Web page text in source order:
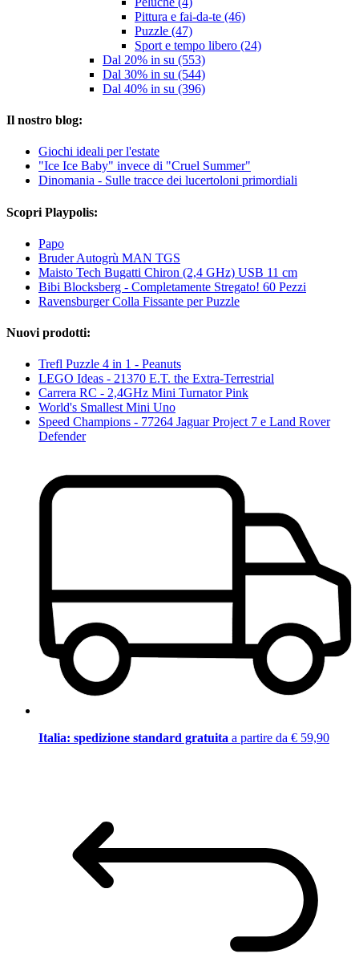
Pittura e fai-da-te (46)
Puzzle (47)
Sport e tempo libero (24)
Dal 20% in su (553)
Dal 30% in su (544)
Dal 40% in su (396)
Il nostro blog:
Giochi ideali per l'estate
"Ice Ice Baby" invece di "Cruel Summer"
Dinomania - Sulle tracce dei lucertoloni primordiali
Scopri Playpolis:
Papo
Bruder Autogrù MAN TGS
Maisto Tech Bugatti Chiron (2,4 GHz) USB 11 cm
Bibi Blocksberg - Completamente Stregato! 60 Pezzi
Ravensburger Colla Fissante per Puzzle
Nuovi prodotti:
Trefl Puzzle 4 in 1 - Peanuts
LEGO Ideas - 21370 E.T. the Extra-Terrestrial
Carrera RC - 2,4GHz Mini Turnator Pink
World's Smallest Mini Uno
Speed Champions - 77264 Jaguar Project 7 e Land Rover
Defender
Italia: spedizione standard gratuita a partire da € 59,90